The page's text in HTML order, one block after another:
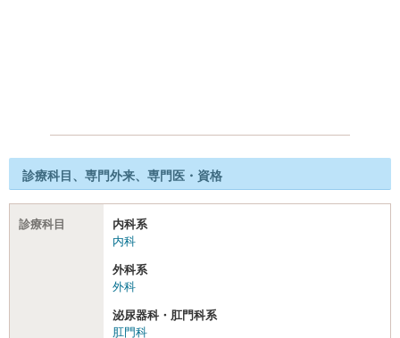
診療科目、専門外来、専門医・資格
診療科目
内科系
内科
外科系
外科
泌尿器科・肛門科系
肛門科